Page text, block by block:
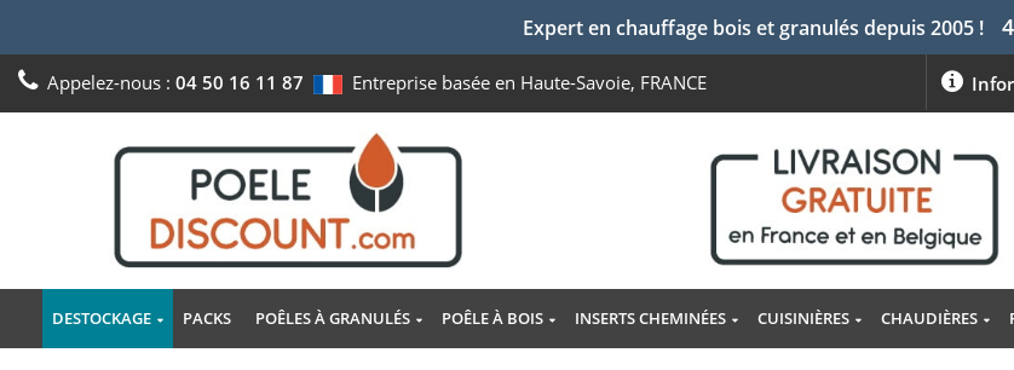
Expert en chauffage bois et granulés depuis 2005 !
Appelez-nous : 04 50 16 11 87 Entreprise basée en Haute-Savoie, FRANCE
DESTOCKAGE PACKS POÊLES À GRANULÉS POÊLE À BOIS INSERTS CHEMINÉES CUISINIÈRES CHAUDIÈRES